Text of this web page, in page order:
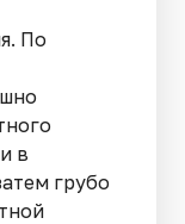
По
в
грубо